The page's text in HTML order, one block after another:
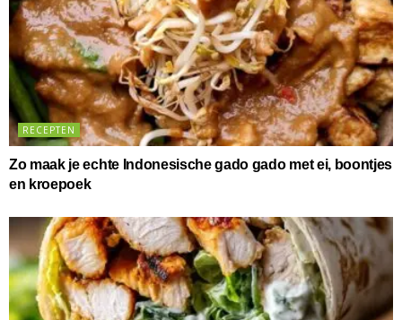
RECEPTEN
Zo maak je echte Indonesische gado gado met ei, boontjes
en kroepoek